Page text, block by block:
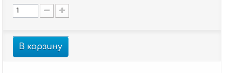
В корзину